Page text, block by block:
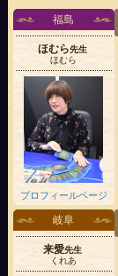
福島
ほむら先生
ほむら
プロフィールページ
岐阜
来愛先生
くれあ